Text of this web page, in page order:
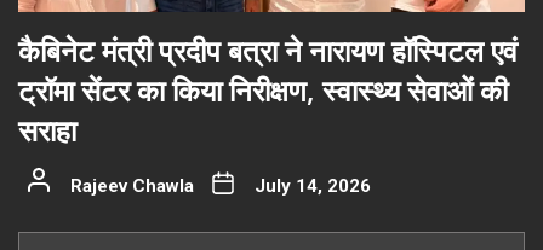
कैबिनेट मंत्री प्रदीप बत्रा ने नारायण हॉस्पिटल एवं
ट्रॉमा सेंटर का किया निरीक्षण, स्वास्थ्य सेवाओं की
सराहा
Rajeev Chawla July 14, 2026